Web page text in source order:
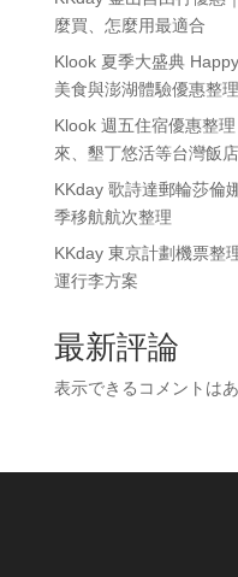
麼買、怎麼用最適合
Klook 夏季大盛典
美食與澎湖體驗優惠整理
Klook 週五住宿優惠整
來、墾丁悠活等台灣飯
KKday 歌詩達郵輪莎倫
季移航航次整理
KKday 東京計劃機票整
運行李方案
最新評論
表示できるコメントはあ